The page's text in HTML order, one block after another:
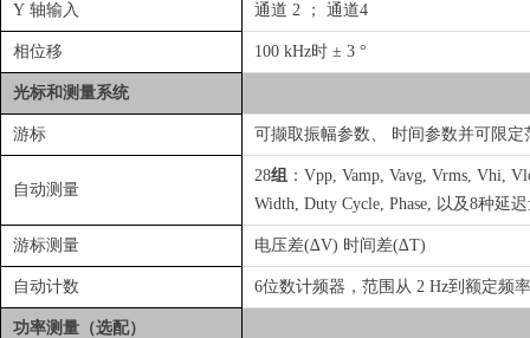
Y 轴输入 通道 2 ； 通道4
相位移 100 kHz时 ± 3 °
光标和测量系统
游标 可撷取振幅参数、 时间参数并可限定
自动测量
28组 ：Vpp, Vamp, Vavg, Vrms, Vhi,
Width, Duty Cycle, Phase, 以及8种延
游标测量 电压差(∆V) 时间差(∆T)
自动计数 6位数计频器，范围从 2 Hz到额定频率
功率测量（选配）